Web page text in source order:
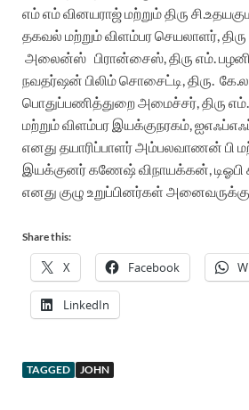
எம் எம் வினயராஜ் மற்றும் திரு
தகவல் மற்றும் விளம்பர செயலாளர்,
அலைன்ஸ் பிரான்சைஸ், திரு எம்.
நவதர்ஷன் பிலிம் சொசைட்டி, திரு.
பொதுப்பணித்துறை அமைச்சர், திரு
மற்றும் விளம்பர இயக்குநரகம்,
எனது தயாரிப்பாளர் அம்பலவாணன் பி
இயக்குனர் கணேஷ் விநாயக்கன், டிஓபி
எனது குழு உறுப்பினர்கள்
Share this:
X Facebook
LinkedIn
TAGGED JOHN